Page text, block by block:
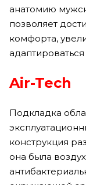
анатомию
позволяет
комфорта,
Air-Tech
Подкладка
конструкция
она была